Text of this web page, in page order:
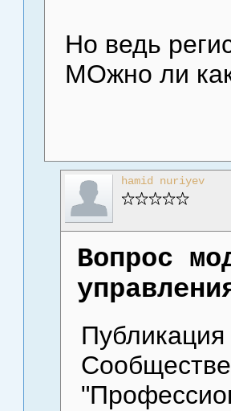
Но ведь
МОжно ли
hamid nuriyev
Вопрос